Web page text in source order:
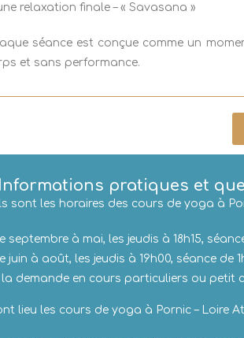
relaxation finale – « Savasana »
séance est conçue comme un
et sans performance.
Informations pratiques et
sont les horaires des cours de yoga à
septembre à mai, les jeudis à 18h15,
juin à août, les jeudis à 19h00, séance de
la demande en cours particuliers ou petit
lieu les cours de yoga à Pornic – Loire